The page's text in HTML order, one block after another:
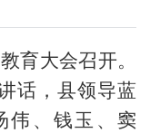
育大会召开。
话，县领导蓝
伟、钱玉、窦